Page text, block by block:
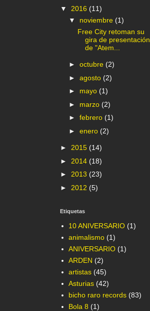
▼ 2016 (11)
▼ noviembre (1)
Free City retoman su
gira de presentación
de "Atem...
► octubre (2)
► agosto (2)
► mayo (1)
► marzo (2)
► febrero (1)
► enero (2)
► 2015 (14)
► 2014 (18)
► 2013 (23)
► 2012 (5)
Etiquetas
10 ANIVERSARIO (1)
animalismo (1)
ANIVERSARIO (1)
ARDEN (2)
artistas (45)
Asturias (42)
bicho raro records (83)
Bola 8 (1)